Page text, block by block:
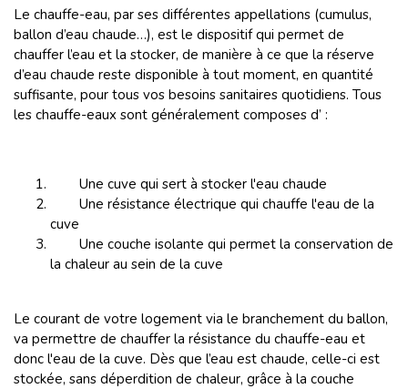
Le chauffe-eau, par ses différentes appellations (cumulus,
ballon d’eau chaude…), est le dispositif qui permet de
chauffer l’eau et la stocker, de manière à ce que la réserve
d’eau chaude reste disponible à tout moment, en quantité
suffisante, pour tous vos besoins sanitaires quotidiens. Tous
les chauffe-eaux sont généralement composes d’ :
Une cuve qui sert à stocker l'eau chaude
Une résistance électrique qui chauffe l'eau de la
cuve
Une couche isolante qui permet la conservation de
la chaleur au sein de la cuve
Le courant de votre logement via le branchement du ballon,
va permettre de chauffer la résistance du chauffe-eau et
donc l'eau de la cuve. Dès que l’eau est chaude, celle-ci est
stockée, sans déperdition de chaleur, grâce à la couche